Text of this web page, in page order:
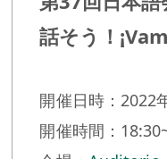
話そう！
開催日時：2022
開催時間：